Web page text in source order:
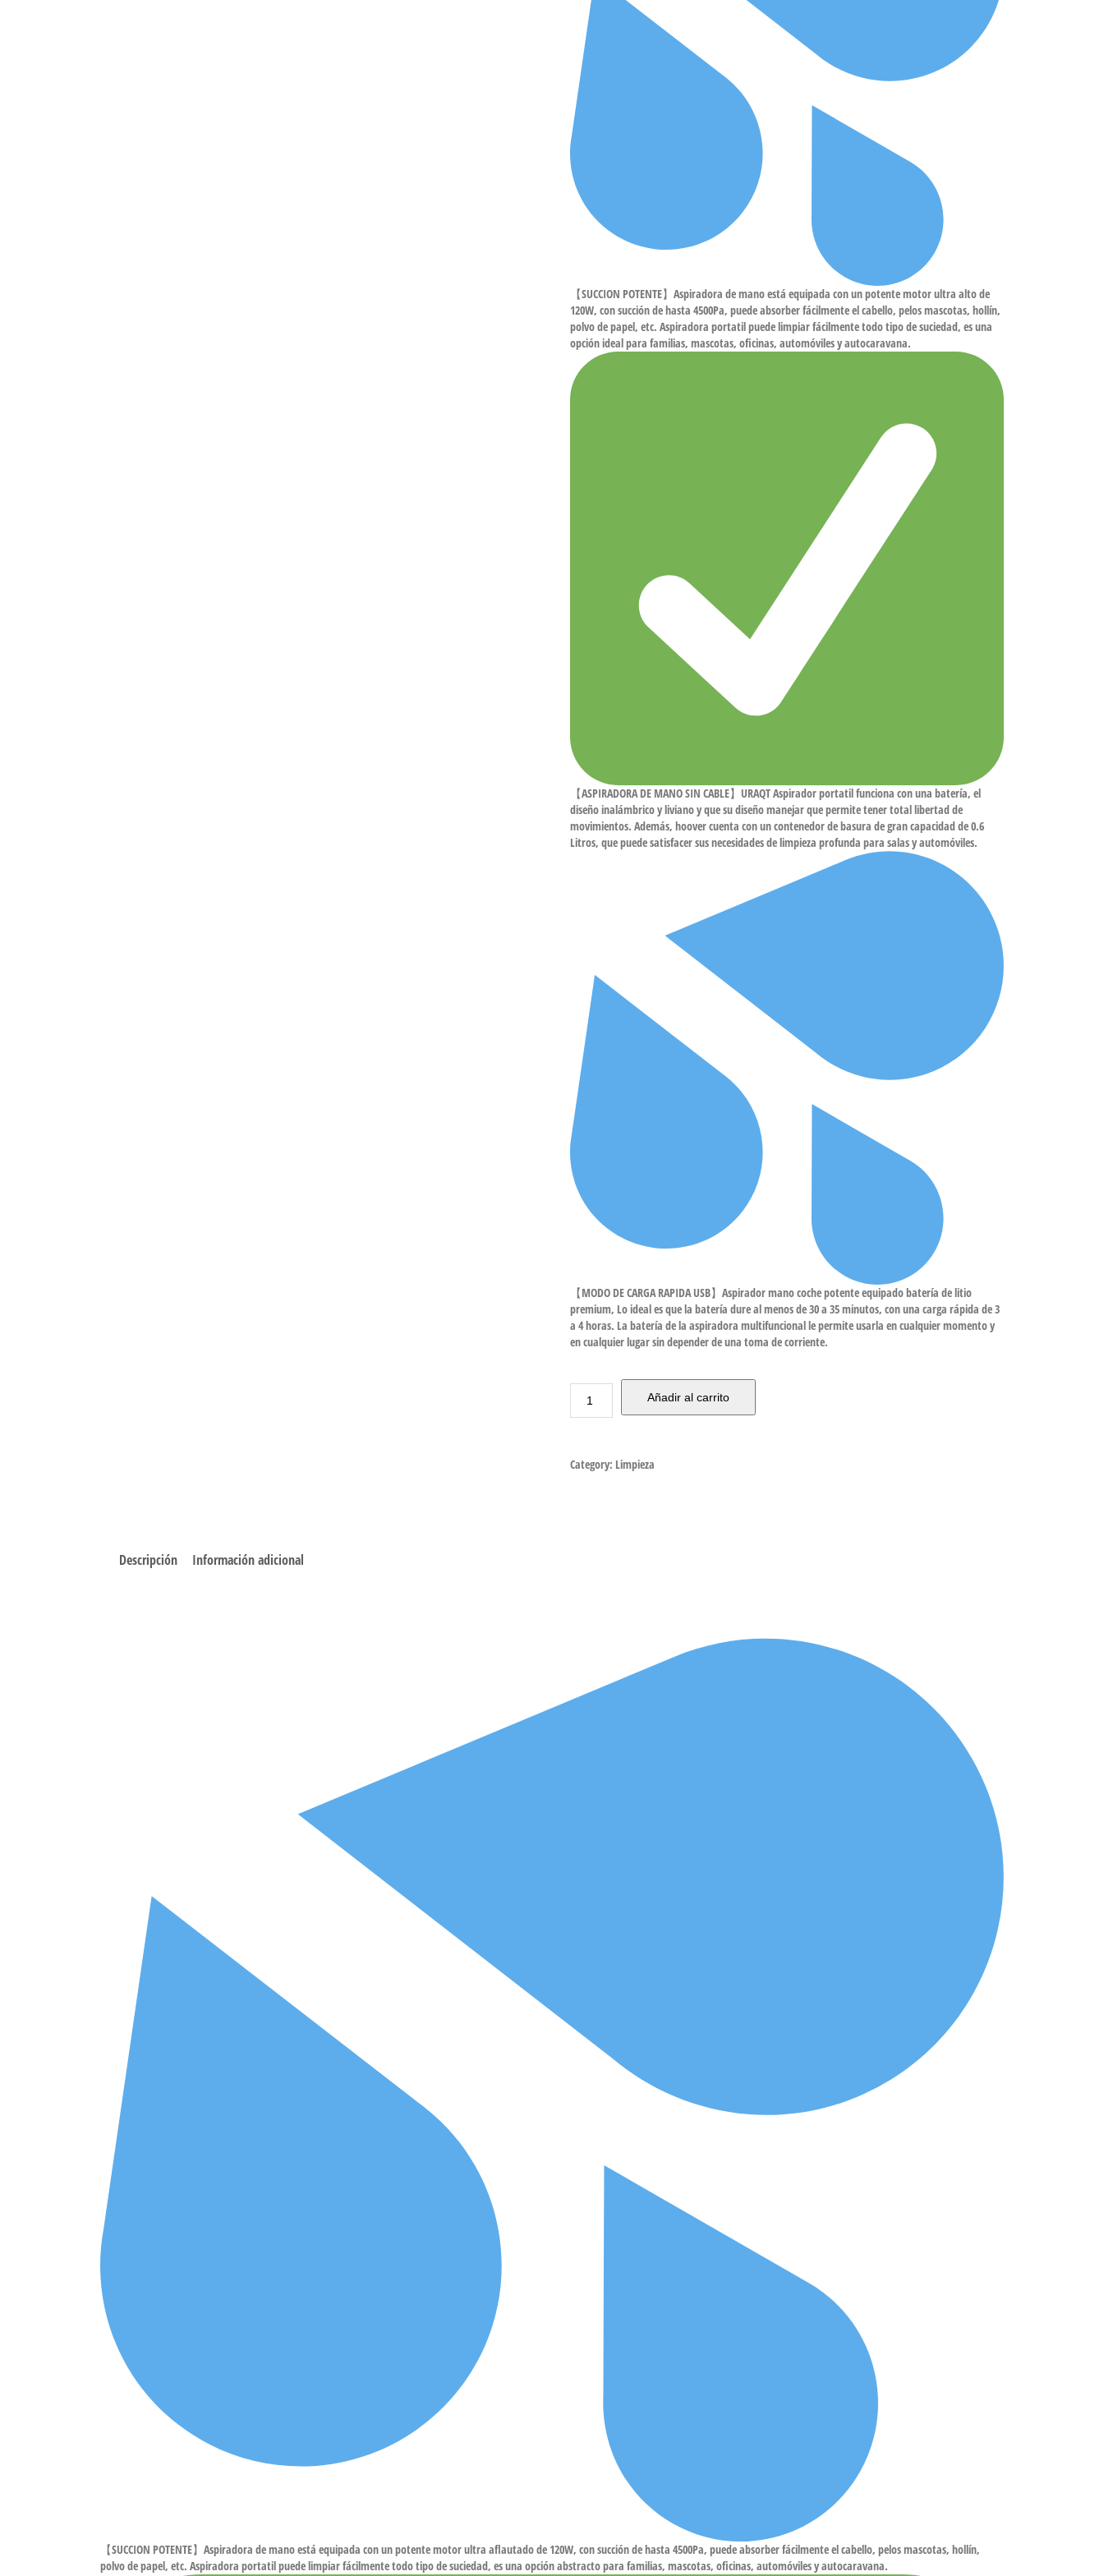
【SUCCION POTENTE】Aspiradora de mano está equipada con un potente motor ultra alto de
120W, con succión de hasta 4500Pa, puede absorber fácilmente el cabello, pelos mascotas, hollín,
polvo de papel, etc. Aspiradora portatil puede limpiar fácilmente todo tipo de suciedad, es una
opción ideal para familias, mascotas, oficinas, automóviles y autocaravana.
【ASPIRADORA DE MANO SIN CABLE】URAQT Aspirador portatil funciona con una batería, el
diseño inalámbrico y liviano y que su diseño manejar que permite tener total libertad de
movimientos. Además, hoover cuenta con un contenedor de basura de gran capacidad de 0.6
Litros, que puede satisfacer sus necesidades de limpieza profunda para salas y automóviles.
【MODO DE CARGA RAPIDA USB】Aspirador mano coche potente equipado batería de litio
premium, Lo ideal es que la batería dure al menos de 30 a 35 minutos, con una carga rápida de 3
a 4 horas. La batería de la aspiradora multifuncional le permite usarla en cualquier momento y
en cualquier lugar sin depender de una toma de corriente.
Añadir al carrito
Category: Limpieza
Descripción Información adicional
【SUCCION POTENTE】Aspiradora de mano está equipada con un potente motor ultra aflautado de 120W, con succión de hasta 4500Pa, puede absorber fácilmente el cabello, pelos mascotas, hollín,
polvo de papel, etc. Aspiradora portatil puede limpiar fácilmente todo tipo de suciedad, es una opción abstracto para familias, mascotas, oficinas, automóviles y autocaravana.